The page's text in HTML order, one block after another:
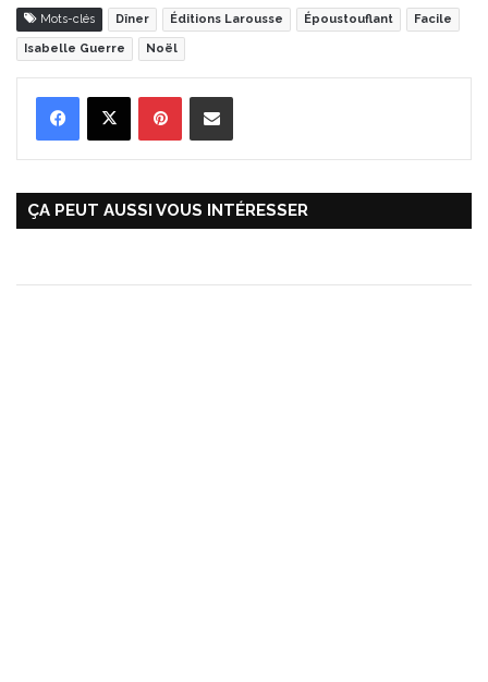
Mots-clés Dîner Éditions Larousse Époustouflant Facile
Isabelle Guerre Noël
ÇA PEUT AUSSI VOUS INTÉRESSER